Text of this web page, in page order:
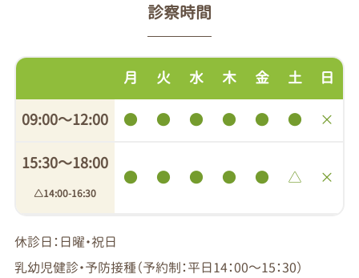
診察時間
月 火 水 木 金 土 日
09:00〜12:00 ● ● ● ● ● ● ×
15:30〜18:00
△14:00-16:30
● ● ● ● ● △ ×
休診日：日曜・祝日
乳幼児健診・予防接種（予約制：平日14：00～15：30）